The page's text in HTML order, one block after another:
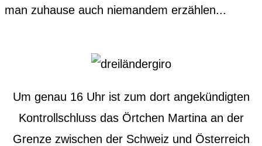
man zuhause auch niemandem erzählen...
Um genau 16 Uhr ist zum dort angekündigten
Kontrollschluss das Örtchen Martina an der
Grenze zwischen der Schweiz und Österreich